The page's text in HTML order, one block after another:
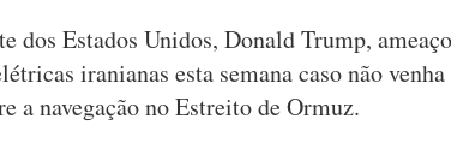
dos Estados Unidos, Donald Trump,
iranianas esta semana caso não
a navegação no Estreito de Ormuz.